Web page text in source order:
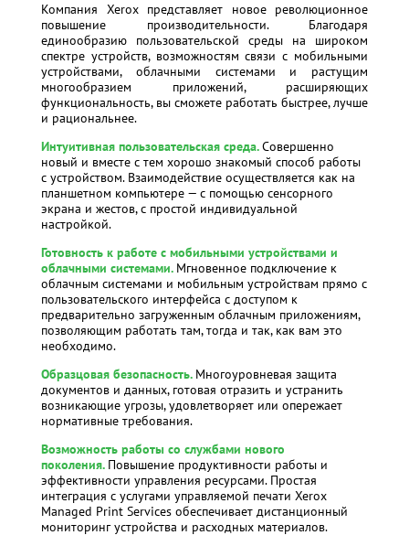
Компания Xerox представляет новое революционное
повышение производительности. Благодаря
единообразию пользовательской среды на широком
спектре устройств, возможностям связи с мобильными
устройствами, облачными системами и растущим
многообразием приложений, расширяющих
функциональность, вы сможете работать быстрее, лучше
и рациональнее.
Интуитивная пользовательская среда. Совершенно
новый и вместе с тем хорошо знакомый способ работы
с устройством. Взаимодействие осуществляется как на
планшетном компьютере — с помощью сенсорного
экрана и жестов, с простой индивидуальной
настройкой.
Готовность к работе с мобильными устройствами и
облачными системами. Мгновенное подключение к
облачным системами и мобильным устройствам прямо с
пользовательского интерфейса с доступом к
предварительно загруженным облачным приложениям,
позволяющим работать там, тогда и так, как вам это
необходимо.
Образцовая безопасность. Многоуровневая защита
документов и данных, готовая отразить и устранить
возникающие угрозы, удовлетворяет или опережает
нормативные требования.
Возможность работы со службами нового
поколения. Повышение продуктивности работы и
эффективности управления ресурсами. Простая
интеграция с услугами управляемой печати Xerox
Managed Print Services обеспечивает дистанционный
мониторинг устройства и расходных материалов.